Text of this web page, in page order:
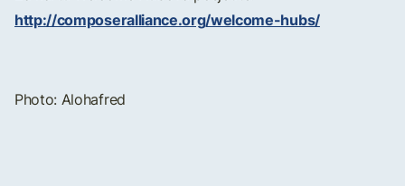
http://composeralliance.org/welcome-hubs/
Photo: Alohafred